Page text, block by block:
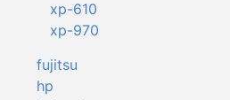
xp-610
xp-970
fujitsu
hp